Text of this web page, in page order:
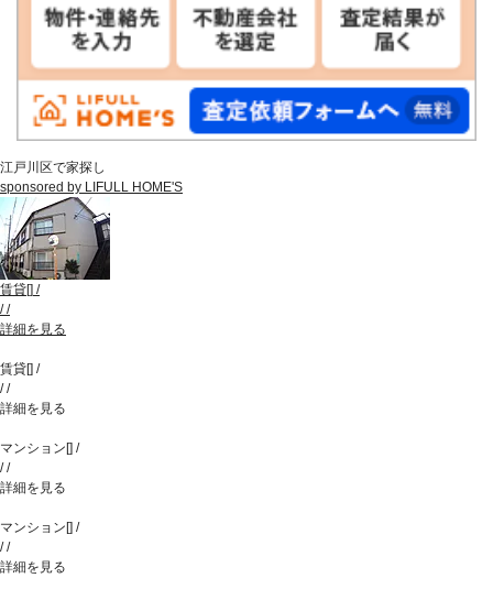
江戸川区で家探し
sponsored by LIFULL HOME'S
賃貸[] /
//
詳細を見る
賃貸[] /
//
詳細を見る
マンション [] /
//
詳細を見る
マンション [] /
//
詳細を見る